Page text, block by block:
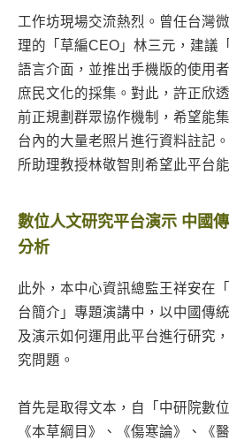
工作坊現場交流熱烈。曾任台灣
理的「草編CEO」林三元，建議
語言介面，並推出手機版的使用
庶民文化的採集。對此，許正欣
前正規劃群眾協作機制，希望能
台內的大量老照片進行資料註記
所助理教授林敬智則希望此平台
數位人文研究平台演示 中國
分析
此外，本中心資訊總監王祥安在
台簡介」專題演講中，以中國傳
及演示如何運用此平台進行研究
究問題。
首先是取得文本，自「中研院數
《本草綱目》、《傷寒論》、《